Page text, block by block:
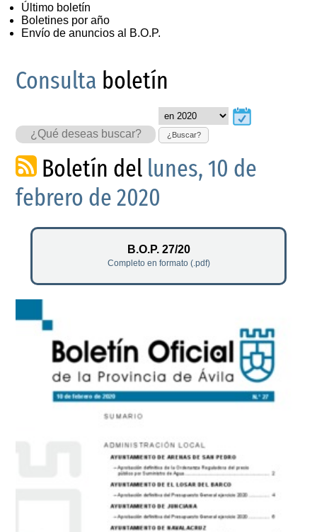
Último boletín
Boletines por año
Envío de anuncios al B.O.P.
Consulta boletín
¿Buscar?
Boletín del lunes, 10 de
febrero de 2020
B.O.P. 27/20
Completo en formato (.pdf)